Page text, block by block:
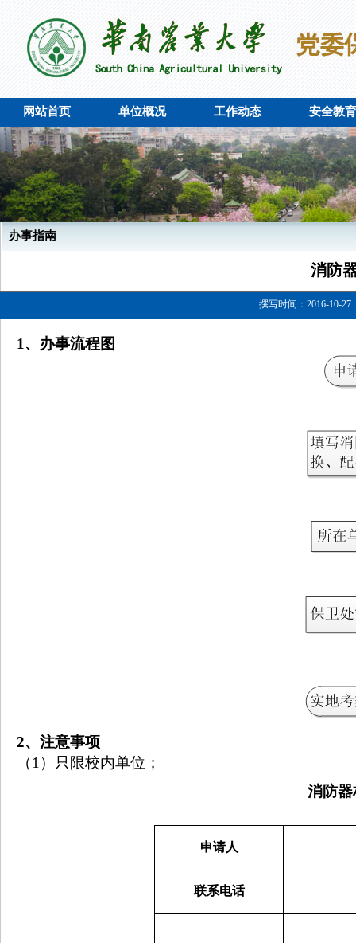
网站首页 单位概况 工作动态 安全教育
办事指南
消防
撰写时间：2016-10-27
1 、办事流程图
2、注意事项
（1 ）只限校内单位；
消防
申请人
联系电话